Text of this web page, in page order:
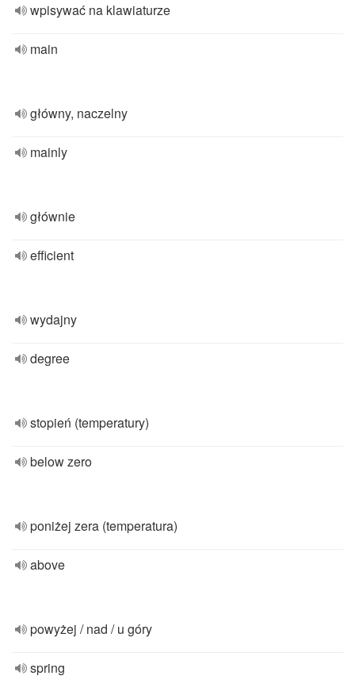
wpisywać na klawiaturze
main
główny, naczelny
mainly
głównie
efficient
wydajny
degree
stopień (temperatury)
below zero
poniżej zera (temperatura)
above
powyżej / nad / u góry
spring